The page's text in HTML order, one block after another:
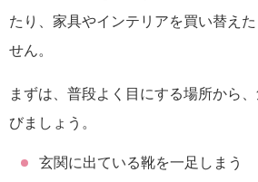
たり、家具やインテリアを買い替え
せん。
まずは、普段よく目にする場所から
びましょう。
玄関に出ている靴を一足しまう